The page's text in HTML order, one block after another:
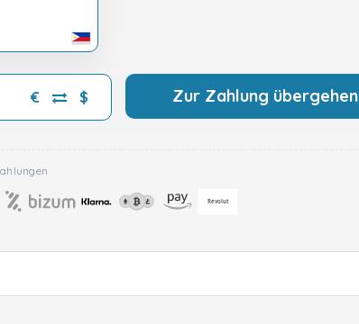
€ $ Zur Zahlung übergehen